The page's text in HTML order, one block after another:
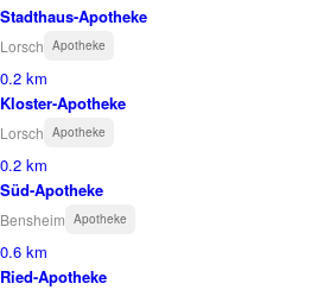
Stadthaus-Apotheke
Lorsch Apotheke
0.2 km
Kloster-Apotheke
Lorsch Apotheke
0.2 km
Süd-Apotheke
Bensheim Apotheke
0.6 km
Ried-Apotheke